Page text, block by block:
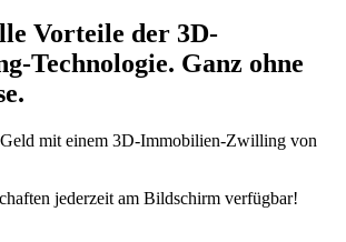
Vorteile der 3D-
Technologie. Ganz ohne
mit einem 3D-Immobilien-Zwilling von
jederzeit am Bildschirm verfügbar!